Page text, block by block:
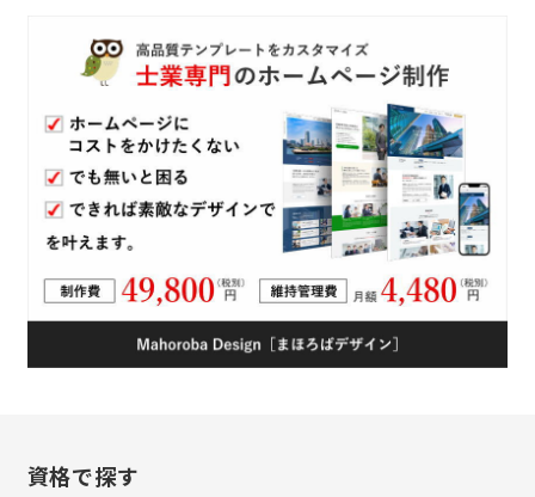
事務所では、「企業会計部門」のほ
か、専門分野に特化した「相続部門」
「経営支援部門」を設け、より質の高
いサポート体制を整えています。
資格で探す